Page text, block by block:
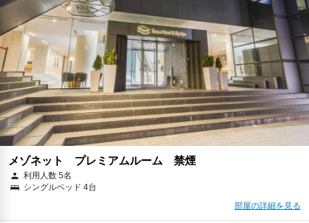
メゾネット プレミアムルーム 禁煙
利用人数 5名
シングルベッド 4台
部屋の詳細を見る